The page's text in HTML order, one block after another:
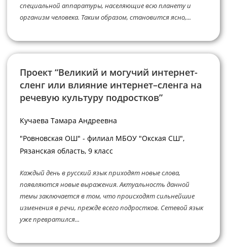
специальной аппаратуры, населяющие всю планету и
организм человека. Таким образом, становится ясно,...
Проект “Великий и могучий интернет-
сленг или влияние интернет–сленга на
речевую культуру подростков”
Кучаева Тамара Андреевна
"Ровновская ОШ" - филиал МБОУ "Окская СШ",
Рязанская область, 9 класс
Каждый день в русский язык приходят новые слова,
появляются новые выражения. Актуальность данной
темы заключается в том, что происходят сильнейшие
изменения в речи, прежде всего подростков. Сетевой язык
уже превратился...